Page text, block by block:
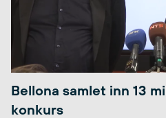
Bellona samlet inn 13
konkurs